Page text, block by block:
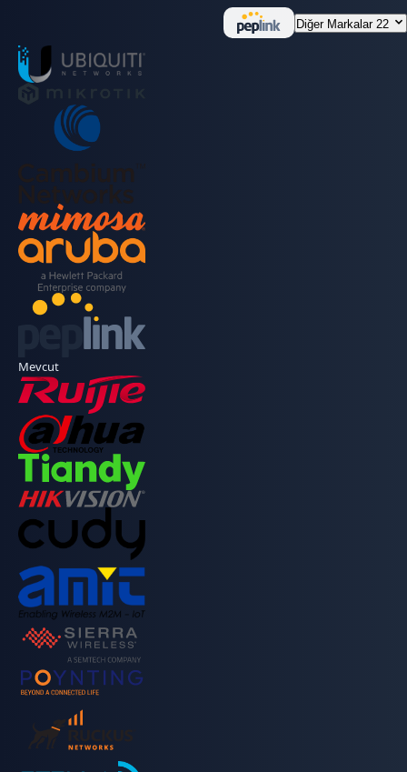
Diğer Markalar 22
Mevcut